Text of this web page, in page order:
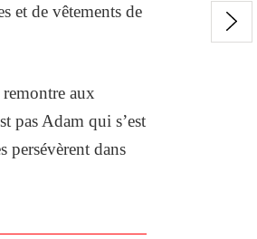
et de vêtements de
remontre aux
pas Adam qui s’est
persévèrent dans